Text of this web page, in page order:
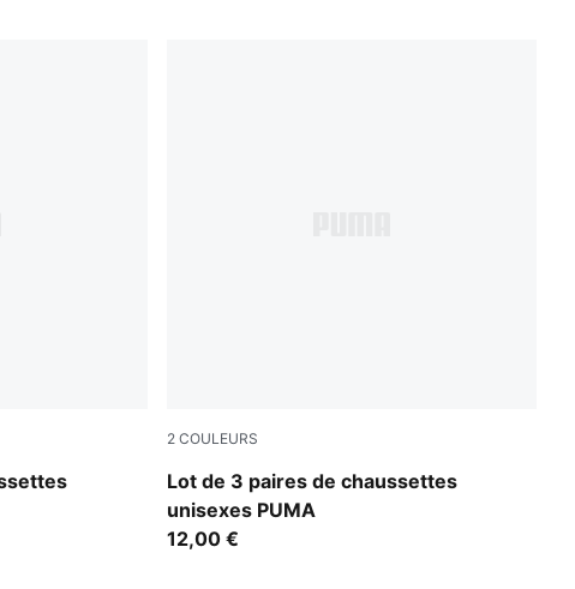
2 COULEURS
Lot de 3 paires de chaussettes
unisexes PUMA
black
12,00 €